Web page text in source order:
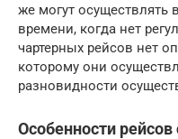
же могут
времени, когда нет
чартерных рейсов нет
которому они
разновидности
Особенности